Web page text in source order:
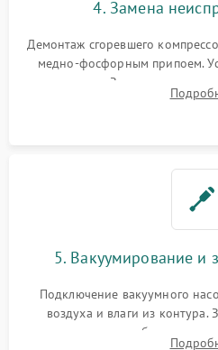
4. Замена
Демонтаж сгоревшего
медно-фосфорным припоем.
осушителя. Замена
сломанных заслонок или
5. Вакуумирование и
Подключение вакуумного
воздуха и влаги из контура.
дозированным объемом